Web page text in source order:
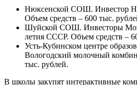
Нюксенской СОШ. Инвестор
Объем средств – 600 тыс.
Шуйской СОШ. Инвесторы
летия СССР. Объем средств –
Усть-Кубинском центре
Вологодский молочный
тыс. рублей.
В школы закупят интерактивные